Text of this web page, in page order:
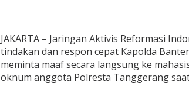
M
n
t
a
JAKARTA – Jaringan Aktivis Reformasi
tindakan dan respon cepat Kapolda
meminta maaf secara langsung ke
oknum anggota Polresta Tanggerang